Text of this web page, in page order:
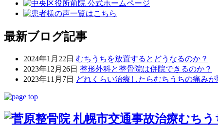
最新ブログ記事
2024年1月22日 むちうちを放置するとどうなるのか？
2023年12月26日 整形外科と整骨院は併院できるのか？
2023年11月7日 どれくらい治療したらむちうちの痛みが